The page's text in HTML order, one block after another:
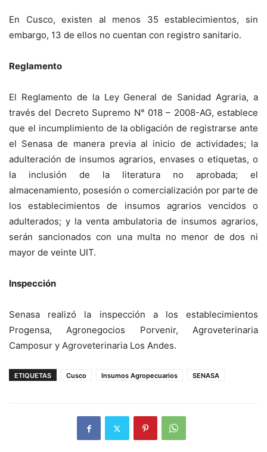
En Cusco, existen al menos 35 establecimientos, sin
embargo, 13 de ellos no cuentan con registro sanitario.
Reglamento
El Reglamento de la Ley General de Sanidad Agraria, a
través del Decreto Supremo N° 018 – 2008-AG, establece
que el incumplimiento de la obligación de registrarse ante
el Senasa de manera previa al inicio de actividades; la
adulteración de insumos agrarios, envases o etiquetas, o
la inclusión de la literatura no aprobada; el
almacenamiento, posesión o comercialización por parte de
los establecimientos de insumos agrarios vencidos o
adulterados; y la venta ambulatoria de insumos agrarios,
serán sancionados con una multa no menor de dos ni
mayor de veinte UIT.
Inspección
Senasa realizó la inspección a los establecimientos
Progensa, Agronegocios Porvenir, Agroveterinaria
Camposur y Agroveterinaria Los Andes.
ETIQUETAS Cusco Insumos Agropecuarios SENASA